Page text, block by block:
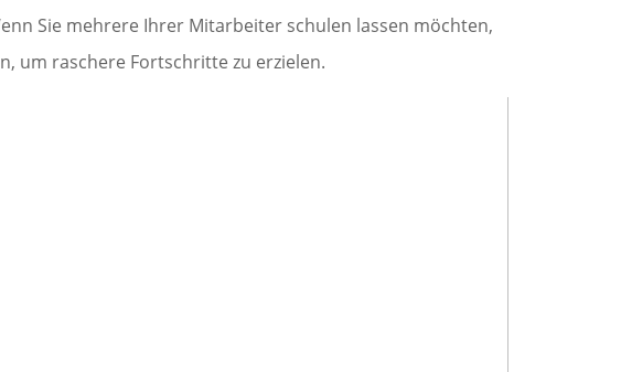
Sie mehrere Ihrer Mitarbeiter schulen lassen möchten,
um raschere Fortschritte zu erzielen.